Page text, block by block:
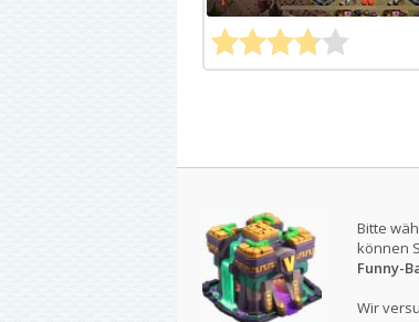
Bitte
können
Funny-
Wir